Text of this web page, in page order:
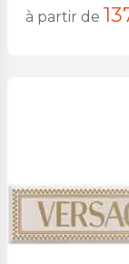
à partir de